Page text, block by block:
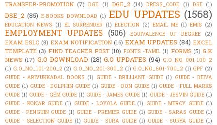
TRANSFER-PROMOTION (7) DGE (1) DGE_2 (14) DRESS_CODE (1) DSE (1)
DSE_2 (85) E-BOOKS DOWNLOAD (1) EDU UPDATES (1568)
EDUCATION NEWS (1) EL SURRENDER (1) ELECTION (2) EMAIL ME (1) EMIS (2)
EMPLOYMENT UPDATES (506) EQUIVALENCE OF DEGREE (2)
EXAM ESLC (8) EXAM NOTIFICATION (16) EXAM UPDATES (84) EXCEL
TEMPLATE (3) FIND TEACHER POST (10) FONTS -TAMIL (1) FORMS (5) G.K
NEWS (17) G.O DOWNLOAD (28) G.O UPDATES (94) G.O_NO_001-100_2
(1) G.O_NO_101-200_2 (2) G.O_NO_201-300_2 (1) G.O_NO_601-700_2 (1) GPF (2)
GUIDE - ARIVUKKADAL BOOKS (1) GUIDE - BRILLIANT GUIDE (1) GUIDE - DEIVA
GUIDE (1) GUIDE - DOLPHIN GUIDE (1) GUIDE - DON GUIDE (1) GUIDE - FULL MARKS
GUIDE (1) GUIDE - GEM GUIDE (1) GUIDE - JAMES GUIDE (1) GUIDE - JESVIN GUIDE (1)
GUIDE - KONAR GUIDE (1) GUIDE - LOYOLA GUIDE (1) GUIDE - MERCY GUIDE (1)
GUIDE - PENGUIN GUIDE (1) GUIDE - PREMIER GUIDE (1) GUIDE - SARAS GUIDE (1)
GUIDE - SELECTION GUIDE (1) GUIDE - SURA GUIDE (1) GUIDE - SURYA GUIDE (1)